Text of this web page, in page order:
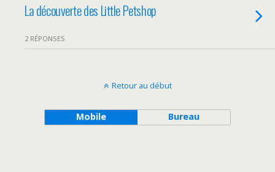
La découverte des Little Petshop
2 RÉPONSES
Retour au début
Mobile Bureau